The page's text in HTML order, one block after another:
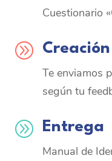
Cuestionario
A Creación
Te enviamos
según tu
A Entrega
Manual de